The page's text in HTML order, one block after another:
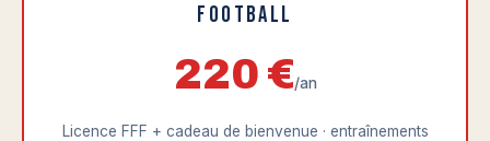
Football
220 €/an
Licence FFF + cadeau de bienvenue · entraînements